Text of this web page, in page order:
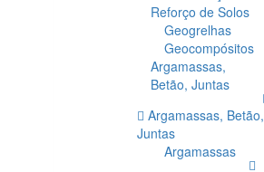
Reforço de Solos
Geogrelhas
Geocompósitos
Argamassas,
Betão, Juntas
Argamassas, Betão,
Juntas
Argamassas